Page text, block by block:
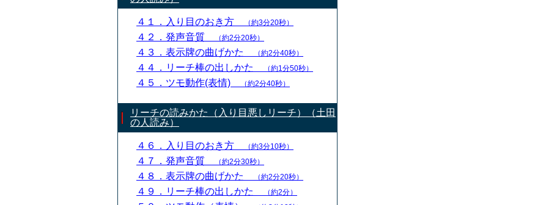
４１．入り目のおき方 （約3分20秒）
４２．発声音質 （約2分20秒）
４３．表示牌の曲げかた （約2分40秒）
４４．リーチ棒の出しかた （約1分50秒）
４５．ツモ動作(表情) （約2分40秒）
リーチの読みかた（入り目悪しリーチ）（土田
の人読み）
４６．入り目のおき方 （約3分10秒）
４７．発声音質 （約2分30秒）
４８．表示牌の曲げかた （約2分20秒）
４９．リーチ棒の出しかた （約2分）